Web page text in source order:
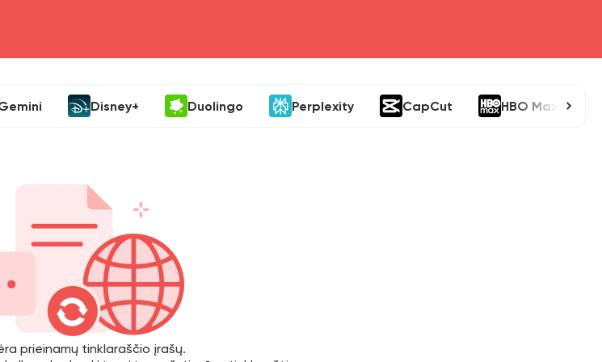
Disney+ Duolingo Perplexity CapCut HBO Max
prieinamų tinklaraščio įrašų.